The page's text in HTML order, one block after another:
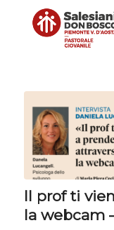
Il prof ti
la webcam